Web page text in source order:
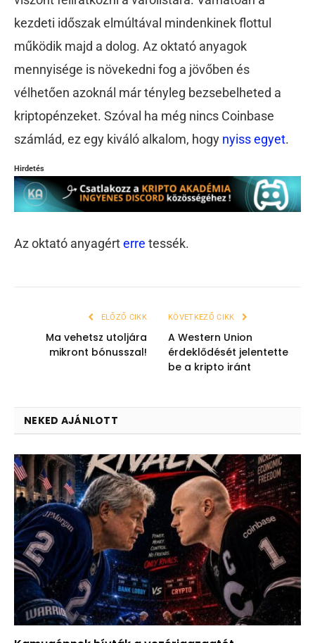
kezdeti időszak elmúltával mindenkinek flottul
működik majd a dolog. Az oktató anyagok
mennyisége is növekedni fog a jövőben és
vélhetően azoknál már tényleg bezsebelheted a
kriptopénzeket. Szóval ha még nincs Coinbase
számlád, ez egy kiváló alkalom, hogy nyiss egyet.
Hirdetés
Az oktató anyagérterre tessék.
ELŐZŐ CIKK
Ma vehetsz utoljára
mikront bónusszal!
KÖVETKEZŐ CIKK
A Western Union
érdeklődését jelentette
be a kripto iránt
NEKED AJÁNLOTT